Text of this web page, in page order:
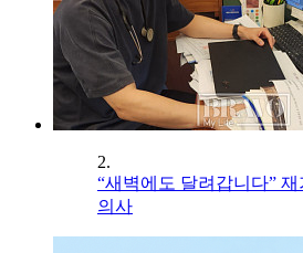
2.
“새벽에도 달려갑니다”
의사